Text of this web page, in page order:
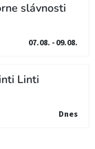
slávnosti
07.08. - 09.08.
Linti
Dnes